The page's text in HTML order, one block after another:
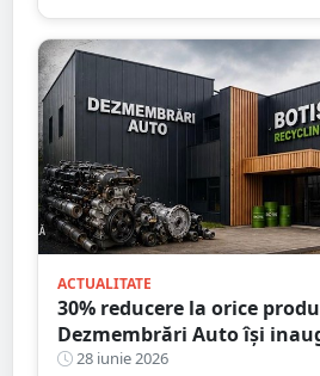
ACTUALITATE
30% reducere la orice
Dezmembrări Auto își
sediu din Satu Mare
28 iunie 2026